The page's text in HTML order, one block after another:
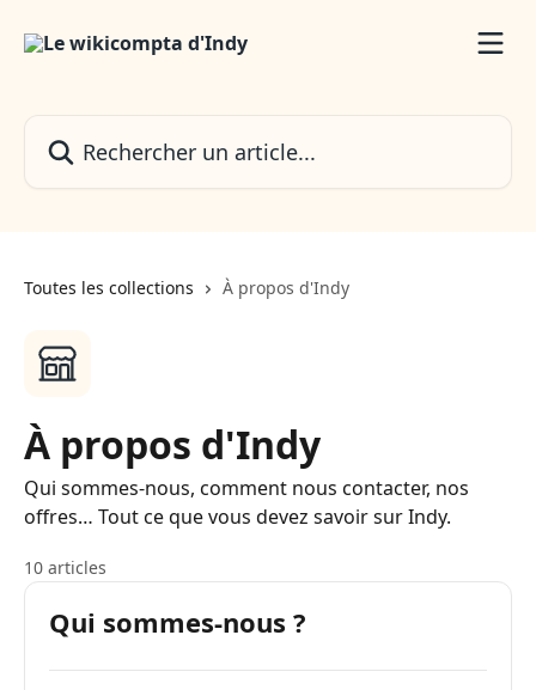
Toutes les collections À propos d'Indy
À propos d'Indy
Qui sommes-nous, comment nous contacter, nos
offres… Tout ce que vous devez savoir sur Indy.
10 articles
Qui sommes-nous ?